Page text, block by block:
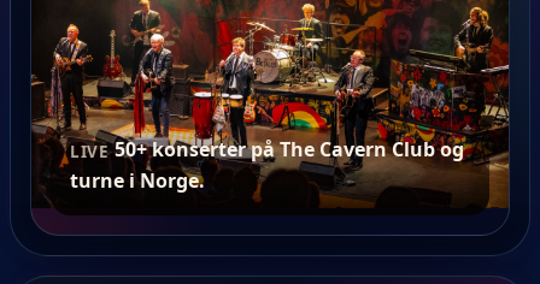
LIVE 50+ konserter på The Cavern Club og
turne i Norge.